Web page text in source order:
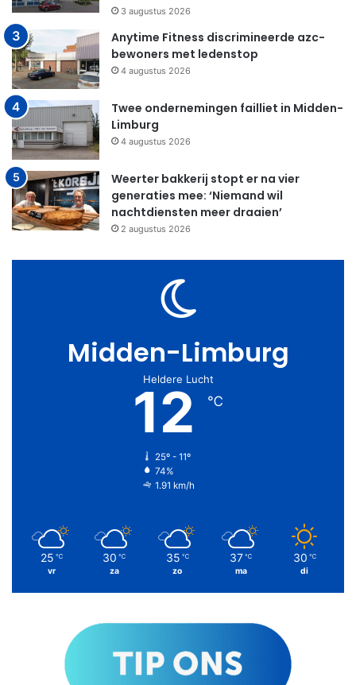
3 augustus 2026
Anytime Fitness discrimineerde azc-
bewoners met ledenstop
4 augustus 2026
Twee ondernemingen failliet in Midden-
Limburg
4 augustus 2026
Weerter bakkerij stopt er na vier
generaties mee: ‘Niemand wil
nachtdiensten meer draaien’
2 augustus 2026
Midden-Limburg
Heldere Lucht
12 ℃
25º - 11º
74%
1.91 km/h
25 ℃
vr
30 ℃
za
35 ℃
zo
37 ℃
ma
30 ℃
di